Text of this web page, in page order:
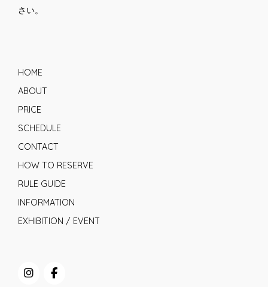
さい。
HOME
ABOUT
PRICE
SCHEDULE
CONTACT
HOW TO RESERVE
RULE GUIDE
INFORMATION
EXHIBITION / EVENT